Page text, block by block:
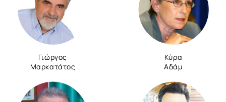
Γιώργος
Μαρκατάτος
Κύρα
Αδάμ